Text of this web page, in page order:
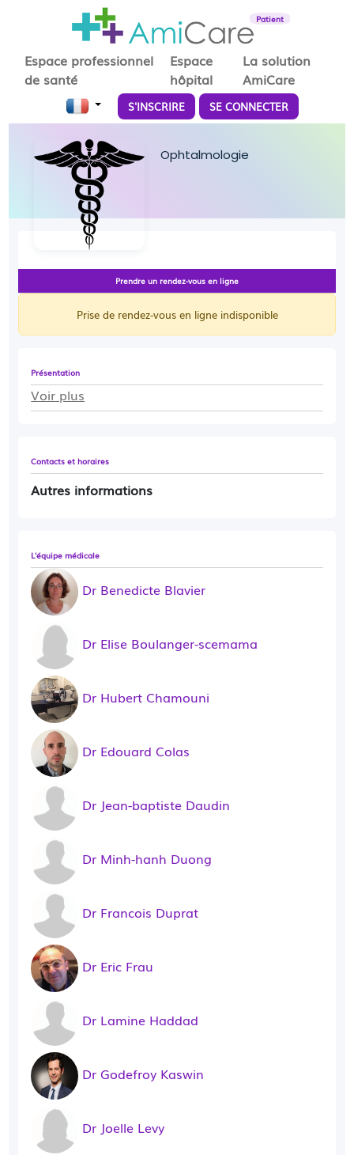
Patient
Espace professionnel
de santé
Espace
hôpital
La solution
AmiCare
S'INSCRIRE SE CONNECTER
Ophtalmologie
Présentation
Voir plus
Contacts et horaires
Autres informations
L'équipe médicale
Dr Benedicte Blavier
Dr Elise Boulanger-scemama
Dr Hubert Chamouni
Dr Edouard Colas
Dr Jean-baptiste Daudin
Dr Minh-hanh Duong
Dr Francois Duprat
Dr Eric Frau
Dr Lamine Haddad
Dr Godefroy Kaswin
Dr Joelle Levy
Prendre un rendez-vous en ligne
Prise de rendez-vous en ligne indisponible